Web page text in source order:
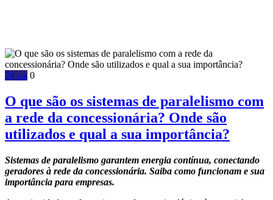
24 jan 0
O que são os sistemas de paralelismo com
a rede da concessionária? Onde são
utilizados e qual a sua importância?
Sistemas de paralelismo garantem energia contínua, conectando
geradores à rede da concessionária. Saiba como funcionam e sua
importância para empresas.